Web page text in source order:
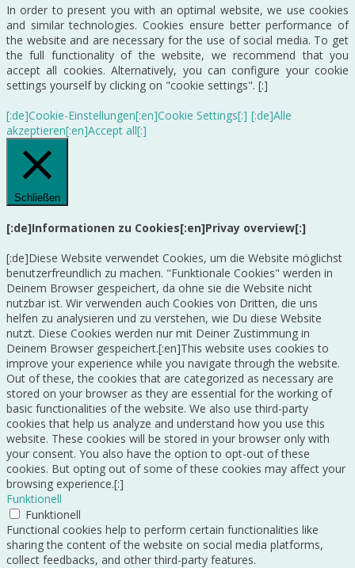
In order to present you with an optimal website, we use cookies
and similar technologies. Cookies ensure better performance of
the website and are necessary for the use of social media. To get
the full functionality of the website, we recommend that you
accept all cookies. Alternatively, you can configure your cookie
settings yourself by clicking on "cookie settings". [:]
[:de]Cookie-Einstellungen[:en]Cookie Settings[:] [:de]Alle
akzeptieren[:en]Accept all[:]
Schließen
[:de]Informationen zu Cookies[:en]Privay overview[:]
[:de]Diese Website verwendet Cookies, um die Website möglichst
benutzerfreundlich zu machen. "Funktionale Cookies" werden in
Deinem Browser gespeichert, da ohne sie die Website nicht
nutzbar ist. Wir verwenden auch Cookies von Dritten, die uns
helfen zu analysieren und zu verstehen, wie Du diese Website
nutzt. Diese Cookies werden nur mit Deiner Zustimmung in
Deinem Browser gespeichert.[:en]This website uses cookies to
improve your experience while you navigate through the website.
Out of these, the cookies that are categorized as necessary are
stored on your browser as they are essential for the working of
basic functionalities of the website. We also use third-party
cookies that help us analyze and understand how you use this
website. These cookies will be stored in your browser only with
your consent. You also have the option to opt-out of these
cookies. But opting out of some of these cookies may affect your
browsing experience.[:]
Funktionell
Funktionell
Functional cookies help to perform certain functionalities like
sharing the content of the website on social media platforms,
collect feedbacks, and other third-party features.